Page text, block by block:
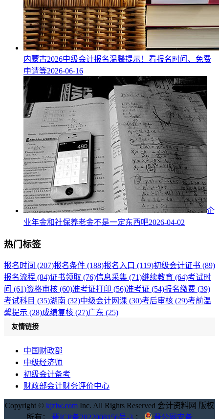
内蒙古2026中级会计报名温馨提示！看报名时间、免费
申请等2026-06-16
企
业年金和社保养老金不是一定东西吧2026-04-02
热门标签
报名时间 (207)报名条件 (188)报名入口 (119)初级会计证书 (89)
报名流程 (84)证书领取 (76)信息采集 (71)继续教育 (64)考试时
间 (61)资格审核 (60)准考证打印 (56)准考证 (54)报名缴费 (39)
考试科目 (35)湖南 (32)中级会计网课 (30)考后审核 (29)考前温
馨提示 (28)成绩复核 (27)广东 (25)
友情链接
中国财政部
中级经济师
初级会计备考
财政部会计财务评价中心
Copyright © kjzlw.com Inc. All Rights Reserved 会计资料网 版权